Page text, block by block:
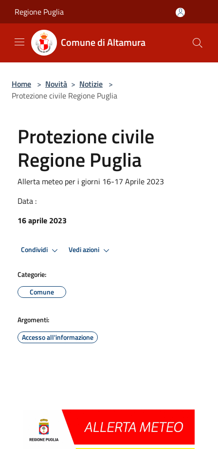
Regione Puglia
Comune di Altamura
Home > Novità > Notizie >
Protezione civile Regione Puglia
Protezione civile
Regione Puglia
Allerta meteo per i giorni 16-17 Aprile 2023
Data :
16 aprile 2023
Condividi Vedi azioni
Categorie:
Comune
Argomenti:
Accesso all'informazione